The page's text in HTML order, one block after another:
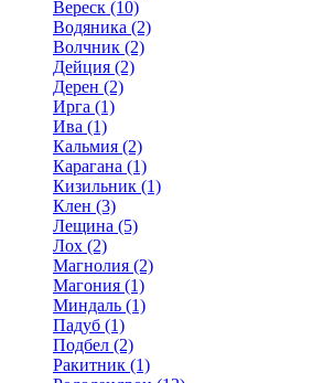
Вереск (10)
Водяника (2)
Волчник (2)
Дейция (2)
Дерен (2)
Ирга (1)
Ива (1)
Кальмия (2)
Карагана (1)
Кизильник (1)
Клен (3)
Лещина (5)
Лох (2)
Магнолия (2)
Магония (1)
Миндаль (1)
Падуб (1)
Подбел (2)
Ракитник (1)